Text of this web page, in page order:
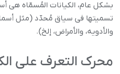
بشکل عام، الکیانات المُسمّاه هی
تسمیتها فی سیاق مُحدّد (مثل
والأدویه، والأمراض، إلخ).
محرک التعرف على